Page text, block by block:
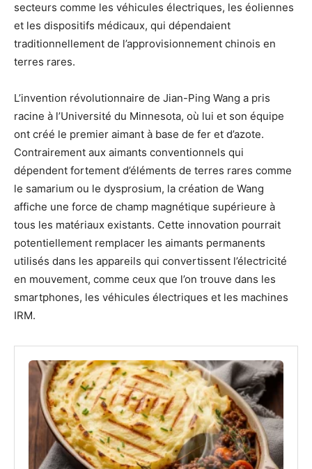
secteurs comme les véhicules électriques, les éoliennes
et les dispositifs médicaux, qui dépendaient
traditionnellement de l’approvisionnement chinois en
terres rares.
L’invention révolutionnaire de Jian-Ping Wang a pris
racine à l’Université du Minnesota, où lui et son équipe
ont créé le premier aimant à base de fer et d’azote.
Contrairement aux aimants conventionnels qui
dépendent fortement d’éléments de terres rares comme
le samarium ou le dysprosium, la création de Wang
affiche une force de champ magnétique supérieure à
tous les matériaux existants. Cette innovation pourrait
potentiellement remplacer les aimants permanents
utilisés dans les appareils qui convertissent l’électricité
en mouvement, comme ceux que l’on trouve dans les
smartphones, les véhicules électriques et les machines
IRM.